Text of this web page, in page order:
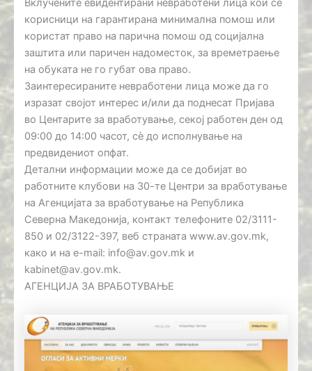
Вклучените евидентирани невработени лица кои се
корисници на гарантирана минимална помош или
користат право на парична помош од социјална
заштита или паричен надоместок, за времетраење
на обуката не го губат ова право.
Заинтересираните невработени лица може да го
изразат својот интерес и/или да поднесат Пријава
во Центарите за вработување, секој работен ден од
09:00 до 14:00 часот, сѐ до исполнување на
предвидениот опфат.
Детални информации може да се добијат во
работните клубови на 30-те Центри за вработување
на Агенцијата за вработување на Република
Северна Македонија, контакт телефоните 02/3111-
850 и 02/3122-397, веб страната www.av.gov.mk,
како и на e-mail: info@av.gov.mk и
kabinet@av.gov.mk.
АГЕНЦИЈА ЗА ВРАБОТУВАЊЕ